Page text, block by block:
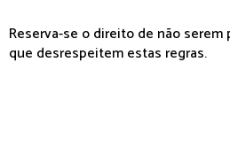
Reserva-se o direito de não
que desrespeitem estas regras.